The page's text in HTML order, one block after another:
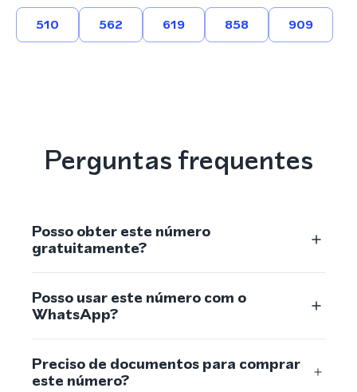
510 562 619 858 909
Perguntas frequentes
Posso obter este número
gratuitamente?
Posso usar este número com o
WhatsApp?
Preciso de documentos para comprar
este número?